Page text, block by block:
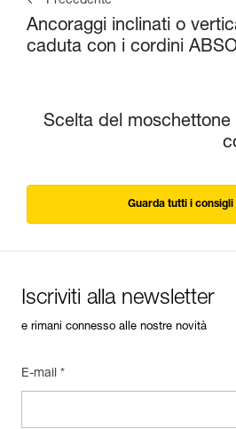
Ancoraggi inclinati o
caduta con i cordini
Scelta del
Guarda tutti i consigli
Iscriviti alla newsletter
e rimani connesso alle nostre novità
E-mail *